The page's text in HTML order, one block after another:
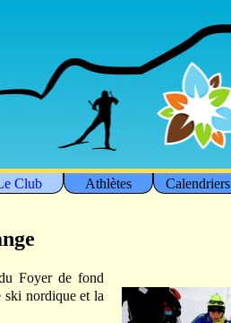
Club Athlètes Calendriers
Foyer de fond
ski nordique et la